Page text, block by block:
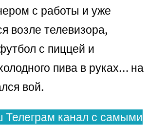
с работы и уже
возле телевизора,
с пиццей и
пива в руках… на
вой.
канал с самыми